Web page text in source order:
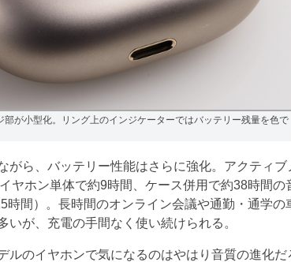
部が小型化。リング上のインジケーターではバッテリー残量を色で
ら、バッテリー性能はさらに強化。アクティブ
ヤホン単体で約9時間、ケース併用で約38時間の
時間）。長時間のオンライン会議や通勤・通学の
いが、充電の手間なく使い続けられる。
のイヤホンで気になるのはやはり音質の進化だ